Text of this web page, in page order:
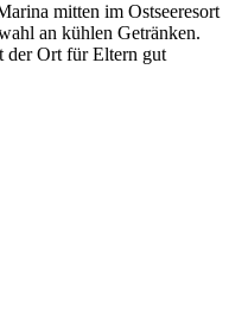
mitten im Ostseeresort
an kühlen Getränken.
der Ort für Eltern gut